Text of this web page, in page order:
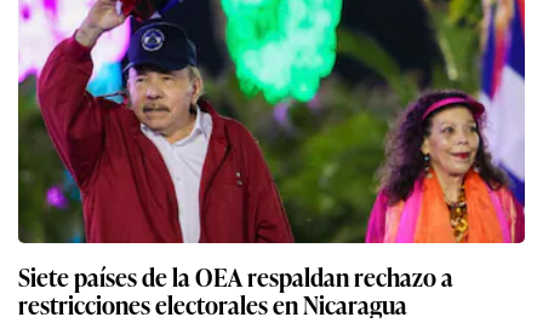
Siete países de la OEA respaldan rechazo a
restricciones electorales en Nicaragua